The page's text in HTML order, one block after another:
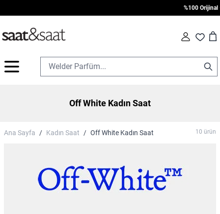
%100 Orijinal •
Fav Cart
Off White Kadın Saat
Ana Sayfa / Kadın Saat / Off White Kadın Saat 10 ürün